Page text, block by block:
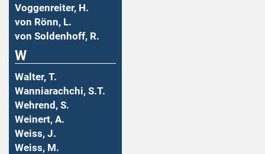
Voggenreiter, H.
von Rönn, L.
von Soldenhoff, R.
W
Walter, T.
Wanniarachchi, S.T.
Wehrend, S.
Weinert, A.
Weiss, J.
Weiss, M.